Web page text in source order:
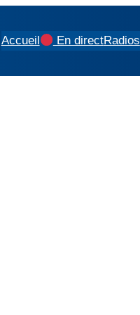
Accueil En directRadios